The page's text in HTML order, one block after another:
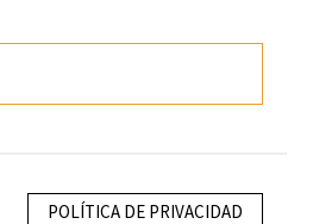
POLÍTICA DE PRIVACIDAD